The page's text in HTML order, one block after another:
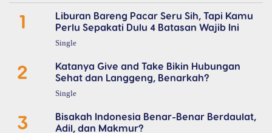
1
Liburan Bareng Pacar Seru Sih, Tapi Kamu
Perlu Sepakati Dulu 4 Batasan Wajib Ini
Single
2
Katanya Give and Take Bikin Hubungan
Sehat dan Langgeng, Benarkah?
Single
3
Bisakah Indonesia Benar-Benar Berdaulat,
Adil, dan Makmur?